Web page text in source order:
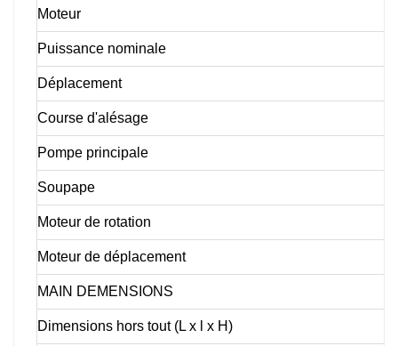
Moteur
Puissance nominale
Déplacement
Course d'alésage
Pompe principale
Soupape
Moteur de rotation
Moteur de déplacement
MAIN DEMENSIONS
Dimensions hors tout (L x l x H)